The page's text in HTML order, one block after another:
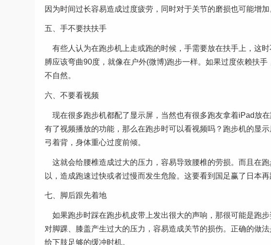
因为时间过长容易造成过度疲劳，同时对于关节的磨损也可能增加
五、手不要扶扶手
有些人认为在跑步机上走或跑的时候，手需要放在扶手上，这
膊应该弯曲90度，就像在户外(微博)跑步一样。如果过度依赖扶
不自然。
六、不要看视频
现在很多跑步机都配了显示屏，当然也有很多跑友拿着iPad放
有了视频播放的功能，那么在跑步时可以看视频吗？跑步机的显
弓着背，身体重心过度前倾。
这就会给腰椎造成过大的压力，容易导致腰椎的劳损。而且在
以，造成跑速过快或者过慢而发生危险。这要看到国足赢了日本再
七、脚后跟先着地
如果跑步时踩在跑步机皮带上发出很大的声响，那很可能是跑
对脚踝、膝盖产生过大的压力，容易造成关节的损伤。正确的做
给下肢足够的缓冲时机。